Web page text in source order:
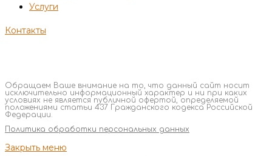
Услуги
Контакты
Обращаем Ваше внимание на то, что данный сайт носит
исключительно информационный характер и ни при каких
условиях не является публичной офертой, определяемой
положениями статьи 437 Гражданского кодекса Российской
Федерации.
Политика обработки персональных данных
Закрыть меню